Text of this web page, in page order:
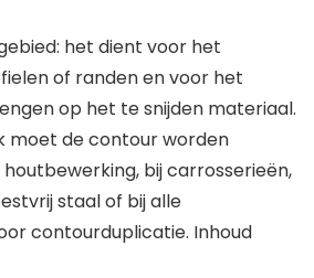
het dient voor het
of randen en voor het
op het te snijden materiaal.
moet de contour worden
bij carrosserieën,
staal of bij alle
contourduplicatie. Inhoud